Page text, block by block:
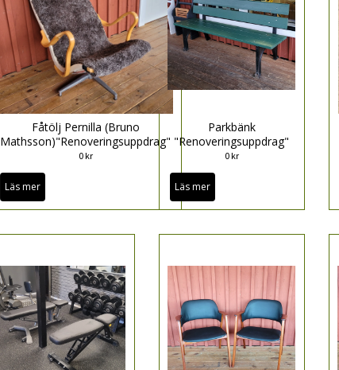
Fåtölj Pernilla (Bruno
Mathsson)"Renoveringsuppdrag"
0 kr
Läs mer
Parkbänk
"Renoveringsuppdrag"
0 kr
Läs mer